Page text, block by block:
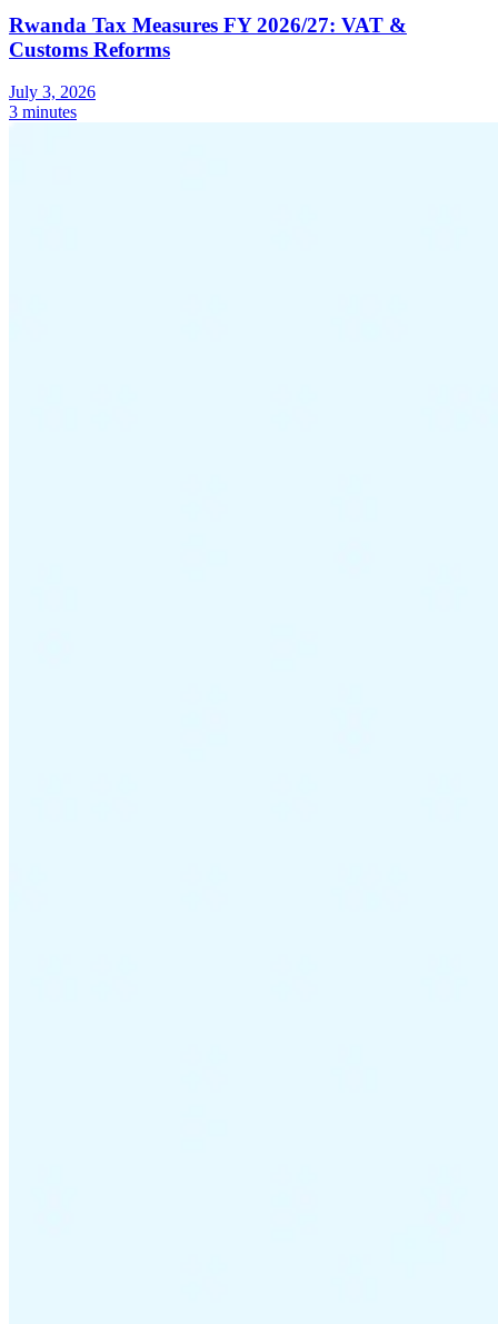
Rwanda Tax Measures FY 2026/27: VAT &
Customs Reforms
July 3, 2026
3 minutes